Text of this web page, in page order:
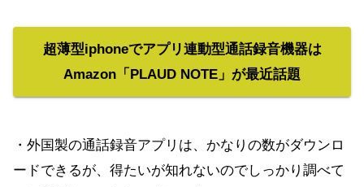
超薄型iphoneでアプリ連動型通話録音機器は
Amazon「PLAUD NOTE」が最近話題
・外国製の通話録音アプリは、かなりの数がダウンロ
ードできるが、得たいが知れないのでしっかり調べて